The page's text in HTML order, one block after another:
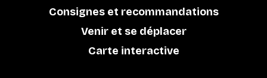
Consignes et recommandations
Venir et se déplacer
Carte interactive